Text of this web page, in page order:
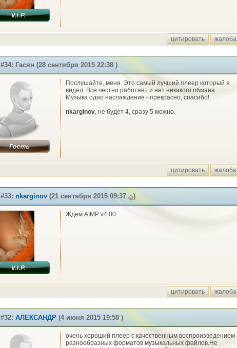
цитировать жалоба
#34: Гасян (28 сентября 2015 22:38 )
Послушайте, меня. Это самый лучший плеер который я
видел. Все честно работает и нет никакого обмана.
Музыка одно наслаждение - прекрасно, спасибо!
nkarginov, не будет 4, сразу 5 можно.
цитировать жалоба
#33: nkarginov (21 сентября 2015 09:37 )
Ждем AIMP v4.00
цитировать жалоба
#32: АЛЕКСАНДР (4 июня 2015 19:58 )
очень хороший плеер с качественным воспроизведением
разнообразных форматов музыкальных файлов.Не